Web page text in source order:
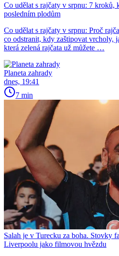
Co udělat s rajčaty v srpnu: 7 kroků,
posledním plodům
Co udělat s rajčaty v srpnu: Proč
co odstranit, kdy zaštipovat vrcholy,
která zelená rajčata už můžete …
Planeta zahrady
dnes, 19:41
7 min
Salah je v Turecku za boha. Stovky
Liverpoolu jako filmovou hvězdu